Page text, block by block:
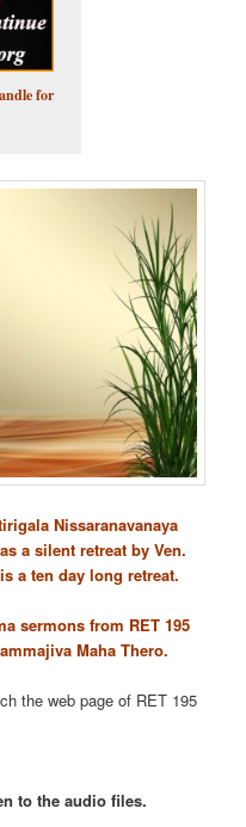
for
Nissaranavanaya
a silent retreat by Ven.
a ten day long retreat.
sermons from RET 195
Maha Thero.
the web page of RET 195
to the audio files.